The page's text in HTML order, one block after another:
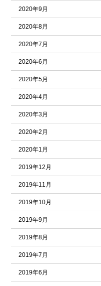
2020年9月
2020年8月
2020年7月
2020年6月
2020年5月
2020年4月
2020年3月
2020年2月
2020年1月
2019年12月
2019年11月
2019年10月
2019年9月
2019年8月
2019年7月
2019年6月